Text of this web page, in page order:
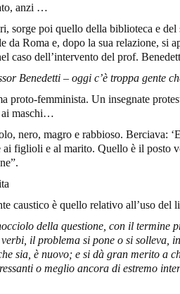
anzi …
sorge poi quello della biblioteca e del
da Roma e, dopo la sua relazione, si
caso dell’intervento del prof.
Benedetti – oggi c’è troppa gente
proto-femminista. Un insegnate
ai maschi…
nero, magro e rabbioso. Berciava:
ai figlioli e al marito. Quello è il posto
caustico è quello relativo all’uso del
della questione, con il termine
il problema si pone o si solleva,
sia, è nuovo; e si dà gran merito a
o meglio ancora di estremo